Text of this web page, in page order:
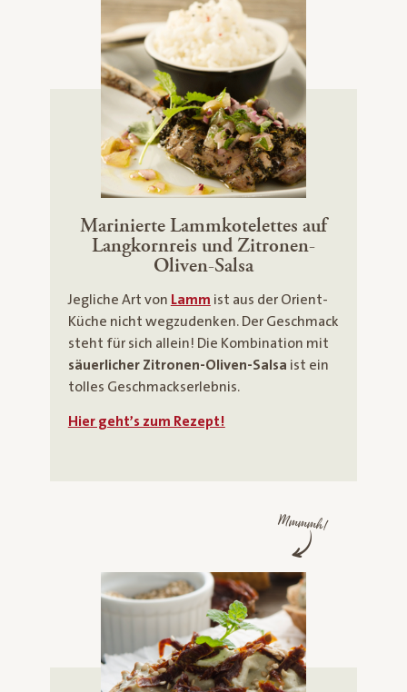
Marinierte Lammkotelettes auf
Langkornreis und Zitronen-
Oliven-Salsa
Jegliche Art von Lamm ist aus der Orient-
Küche nicht wegzudenken. Der Geschmack
steht für sich allein! Die Kombination mit
säuerlicher Zitronen-Oliven-Salsa ist ein
tolles Geschmackserlebnis.
Hier geht’s zum Rezept!
Mmmmh!